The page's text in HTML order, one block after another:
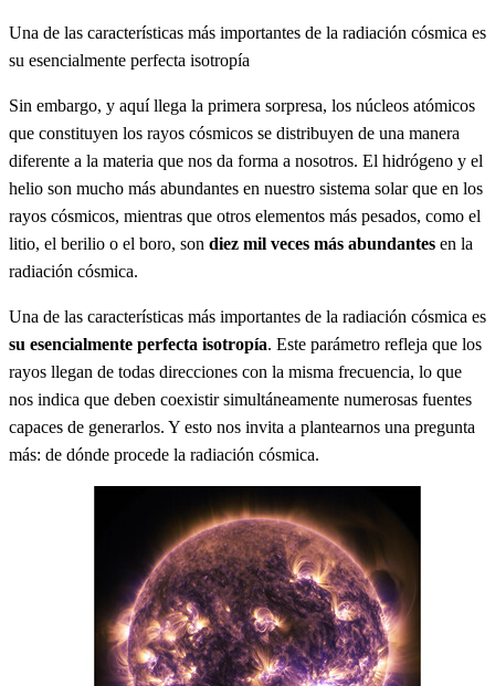
Una de las características más importantes de la radiación cósmica es
su esencialmente perfecta isotropía
Sin embargo, y aquí llega la primera sorpresa, los núcleos atómicos
que constituyen los rayos cósmicos se distribuyen de una manera
diferente a la materia que nos da forma a nosotros. El hidrógeno y el
helio son mucho más abundantes en nuestro sistema solar que en los
rayos cósmicos, mientras que otros elementos más pesados, como el
litio, el berilio o el boro, son diez mil veces más abundantes en la
radiación cósmica.
Una de las características más importantes de la radiación cósmica es
su esencialmente perfecta isotropía. Este parámetro refleja que los
rayos llegan de todas direcciones con la misma frecuencia, lo que
nos indica que deben coexistir simultáneamente numerosas fuentes
capaces de generarlos. Y esto nos invita a plantearnos una pregunta
más: de dónde procede la radiación cósmica.